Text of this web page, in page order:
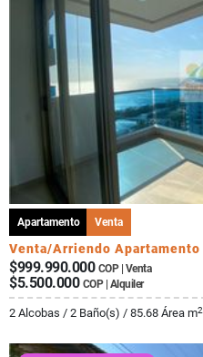
Apartamento Venta
Venta/Arriendo Apartamento
$999.990.000 COP | Venta
$5.500.000 COP | Alquiler
2 Alcobas / 2 Baño(s) / 85.68 Área m2